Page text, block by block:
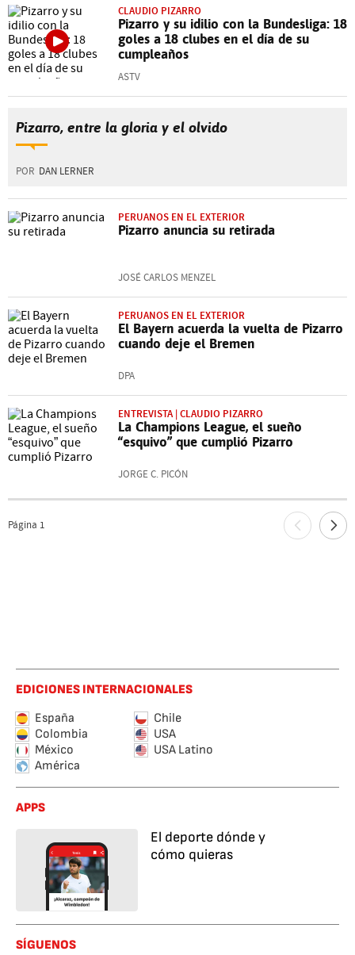
CLAUDIO PIZARRO
Pizarro y su idilio con la Bundesliga: 18
goles a 18 clubes en el día de su
cumpleaños
ASTV
Pizarro, entre la gloria y el olvido
POR DAN LERNER
PERUANOS EN EL EXTERIOR
Pizarro anuncia su retirada
JOSÉ CARLOS MENZEL
PERUANOS EN EL EXTERIOR
El Bayern acuerda la vuelta de Pizarro
cuando deje el Bremen
DPA
ENTREVISTA | CLAUDIO PIZARRO
La Champions League, el sueño
“esquivo” que cumplió Pizarro
JORGE C. PICÓN
Página 1
EDICIONES INTERNACIONALES
España
Chile
Colombia
USA
México
USA Latino
América
APPS
El deporte dónde y
cómo quieras
SÍGUENOS